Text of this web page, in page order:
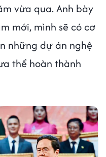
vừa qua. Anh bày
mới, mình sẽ có cơ
những dự án nghệ
thể hoàn thành